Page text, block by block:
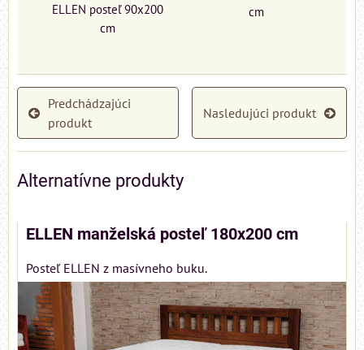
ELLEN posteľ 90x200
cm
cm
Predchádzajúci
produkt
Nasledujúci produkt
Alternatívne produkty
ELLEN manželská posteľ 180x200 cm
Posteľ ELLEN z masívneho buku.